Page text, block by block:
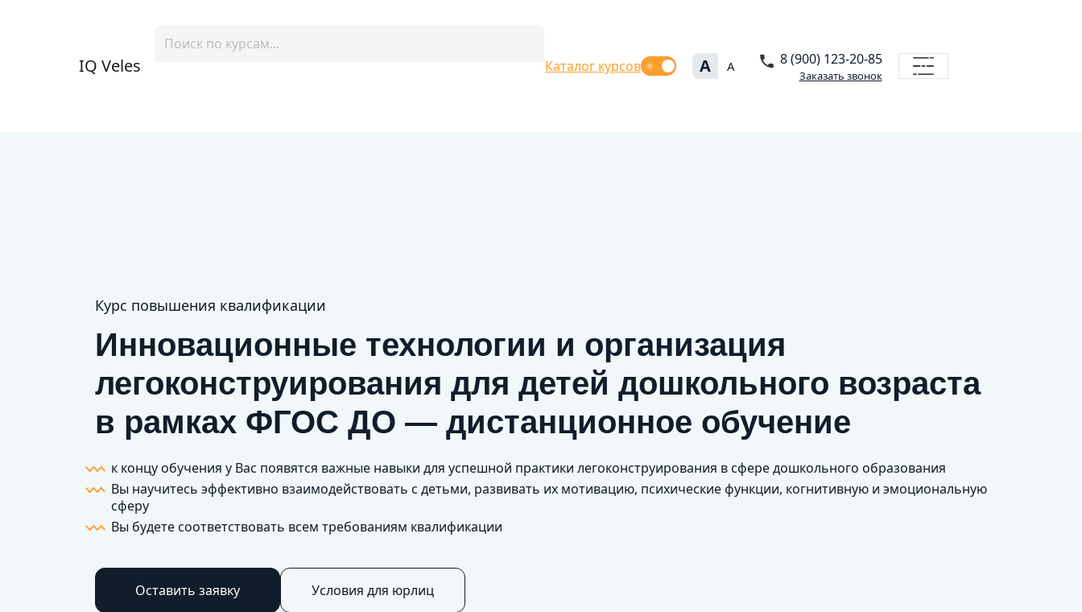
IQ Veles Каталог курсов A A 8 (900) 123-20-85
Заказать звонок
Курс повышения квалификации
Инновационные технологии и организация
легоконструирования для детей дошкольного возраста
в рамках ФГОС ДО — дистанционное обучение
к концу обучения у Вас появятся важные навыки для успешной практики легоконструирования в сфере дошкольного образования
Вы научитесь эффективно взаимодействовать с детьми, развивать их мотивацию, психические функции, когнитивную и эмоциональную
сферу
Вы будете соответствовать всем требованиям квалификации
Оставить заявку Условия для юрлиц